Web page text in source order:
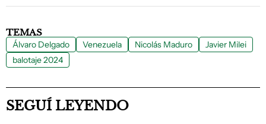
TEMAS
Álvaro Delgado Venezuela Nicolás Maduro
Javier Milei
balotaje 2024
SEGUÍ LEYENDO